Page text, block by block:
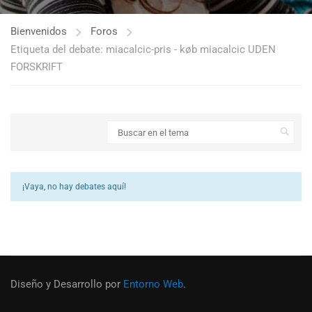
Bienvenidos
Foros
Etiqueta del debate: miacalcic-pris - køb miacalcic UDEN
FORSKRIFT
¡Vaya, no hay debates aquí!
Diseño y Desarrollo por Entorno Web.